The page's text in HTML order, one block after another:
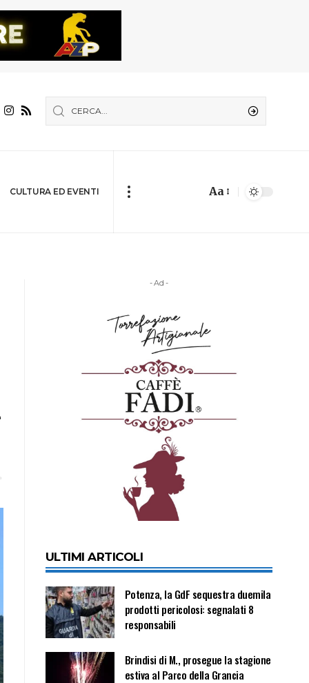
CULTURA ED EVENTI Aa
- Ad -
ULTIMI ARTICOLI
Potenza, la GdF sequestra duemila
prodotti pericolosi: segnalati 8
responsabili
Brindisi di M., prosegue la stagione
estiva al Parco della Grancia